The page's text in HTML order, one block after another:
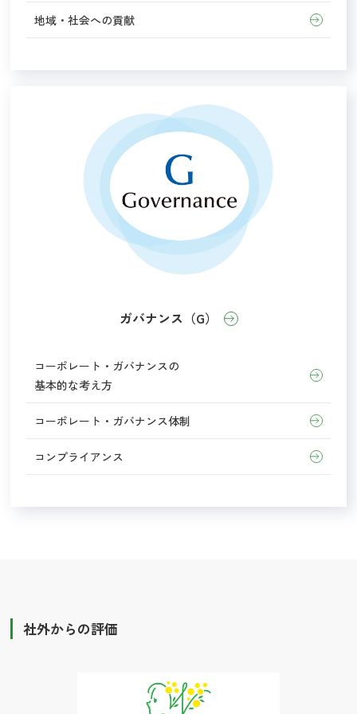
地域・社会への貢献
ガバナンス（G）
コーポレート・ガバナンスの
基本的な考え方
コーポレート・ガバナンス体制
コンプライアンス
社外からの評価